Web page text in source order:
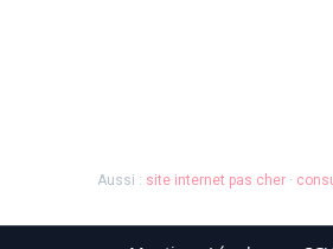
Aussi : site internet pas cher·